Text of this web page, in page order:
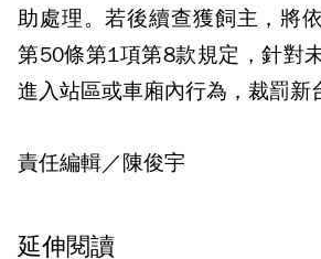
助處理。若後續查獲飼主，將
第50條第1項第8款規定，針對
進入站區或車廂內行為，裁罰新
責任編輯／陳俊宇
延伸閱讀